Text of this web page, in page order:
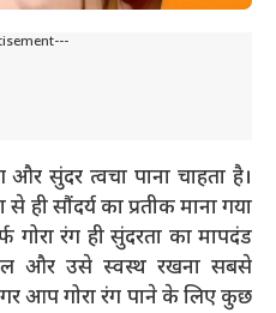
सुंदर त्वचा पाना चाहता है।
ही सौंदर्य का प्रतीक माना गया
गोरा रंग ही सुंदरता का मापदंड
और उसे स्वस्थ रखना सबसे
आप गोरा रंग पाने के लिए कुछ